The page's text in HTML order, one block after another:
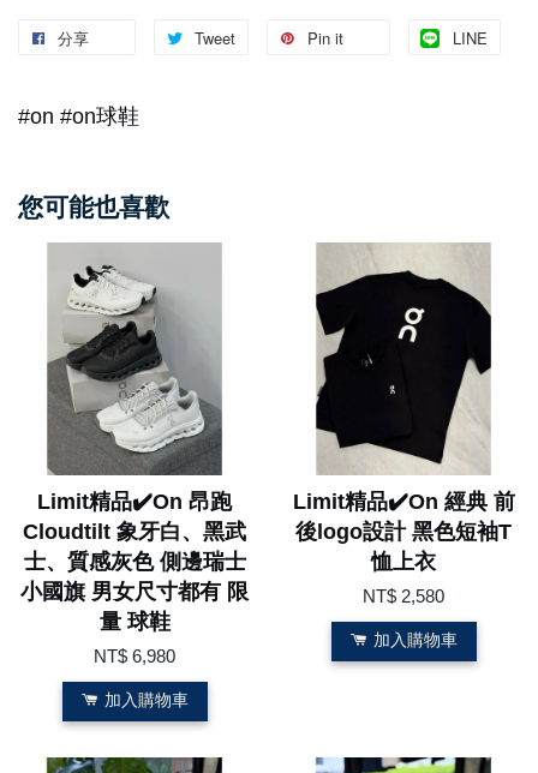
分享 Tweet Pin it LINE
#on #on球鞋
您可能也喜歡
Limit精品✔️On 昂跑
Cloudtilt 象牙白、黑武
士、質感灰色 側邊瑞士
小國旗 男女尺寸都有 限
量 球鞋
NT$ 6,980
加入購物車
Limit精品✔️On 經典 前
後logo設計 黑色短袖T
恤上衣
NT$ 2,580
加入購物車